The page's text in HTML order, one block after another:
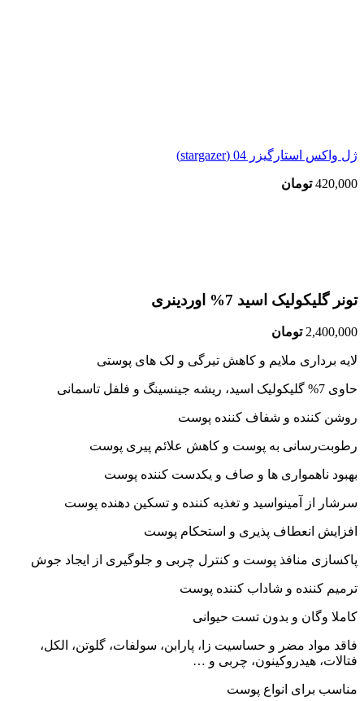
ژل واکس استارگیزر 04 (stargazer)
420,000 تومان
تونر گلیکولیک اسید 7% اوردینری
2,400,000 تومان
لایه برداری ملایم و کاهش تیرگی و لک های پوستی
حاوی 7% گلیکولیک اسید، ریشه جینسینگ و فلفل تاسمانی
روشن کننده و شفاف کننده پوست
رطوبت‌رسانی به پوست و کاهش علائم پیری پوست
بهبود ناهمواری ها و صاف و یکدست کننده پوست
سرشار از آمینواسید و تغذیه کننده و تسکین دهنده پوست
افزایش انعطاف پذیری و استحکام پوست
پاکسازی منافذ پوست و کنترل چربی و جلوگیری از ایجاد جوش
ترمیم کننده و شاداب کننده پوست
کاملا وگان و بدون تست حیوانی
فاقد مواد مضر و حساسیت‌ زا، پارابن، سولفات، گلوتن، الکل،
فتالات، هیدروکینون، چربی و …
مناسب برای انواع پوست